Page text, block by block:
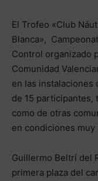
El Trofeo «Club
Blanca»,
Control organizado
Comunidad
en las instalaciones
de 15 participantes,
como de otras
en condiciones muy
Guillermo Beltrí del
primera plaza del